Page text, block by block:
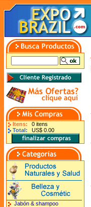
Itens:
0 itens
Total:
US$ 0.00
Jabón & shampoo